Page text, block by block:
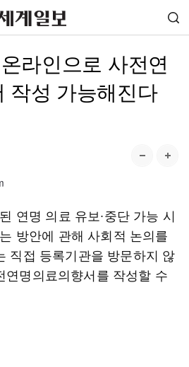
라인으로 사전연
작성 가능해진다
연명 의료 유보∙중단 가능 시
방안에 관해 사회적 논의를
직접 등록기관을 방문하지 않
연명의료의향서를 작성할 수